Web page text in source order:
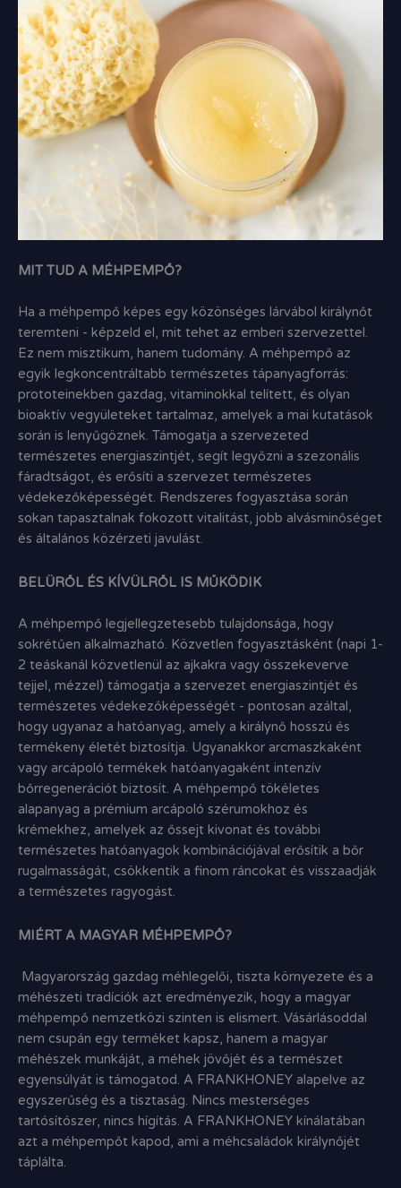
MIT TUD A MÉHPEMPŐ?
Ha a méhpempő képes egy közönséges lárvábol királynőt
teremteni - képzeld el, mit tehet az emberi szervezettel.
Ez nem misztikum, hanem tudomány. A méhpempő az
egyik legkoncentráltabb természetes tápanyagforrás:
prototeinekben gazdag, vitaminokkal telített, és olyan
bioaktív vegyületeket tartalmaz, amelyek a mai kutatások
során is lenyűgöznek. Támogatja a szervezeted
természetes energiaszintjét, segít legyőzni a szezonális
fáradtságot, és erősíti a szervezet természetes
védekezőképességét. Rendszeres fogyasztása során
sokan tapasztalnak fokozott vitalitást, jobb alvásminőséget
és általános közérzeti javulást.
BELÜRŐL ÉS KÍVÜLRŐL IS MŰKÖDIK
A méhpempő legjellegzetesebb tulajdonsága, hogy
sokrétűen alkalmazható. Közvetlen fogyasztásként (napi 1-
2 teáskanál közvetlenül az ajkakra vagy összekeverve
tejjel, mézzel) támogatja a szervezet energiaszintjét és
természetes védekezőképességét - pontosan azáltal,
hogy ugyanaz a hatóanyag, amely a királynő hosszú és
termékeny életét biztosítja. Ugyanakkor arcmaszkaként
vagy arcápoló termékek hatóanyagaként intenzív
bőrregenerációt biztosít. A méhpempő tökéletes
alapanyag a prémium arcápoló szérumokhoz és
krémekhez, amelyek az őssejt kivonat és további
természetes hatóanyagok kombinációjával erősítik a bőr
rugalmasságát, csökkentik a finom ráncokat és visszaadják
a természetes ragyogást.
MIÉRT A MAGYAR MÉHPEMPŐ?
Magyarország gazdag méhlegelői, tiszta környezete és a
méhészeti tradíciók azt eredményezik, hogy a magyar
méhpempő nemzetközi szinten is elismert. Vásárlásoddal
nem csupán egy terméket kapsz, hanem a magyar
méhészek munkáját, a méhek jövőjét és a természet
egyensúlyát is támogatod. A FRANKHONEY alapelve az
egyszerűség és a tisztaság. Nincs mesterséges
tartósítószer, nincs hígítás. A FRANKHONEY kínálatában
azt a méhpempőt kapod, ami a méhcsaládok királynőjét
táplálta.